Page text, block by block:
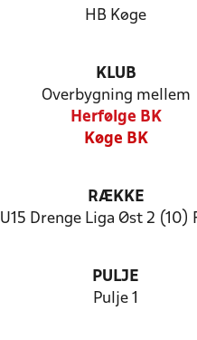
HB Køge
KLUB
Overbygning mellem
Herfølge BK
Køge BK
RÆKKE
U15 Drenge Liga Øst 2 (10)
PULJE
Pulje 1